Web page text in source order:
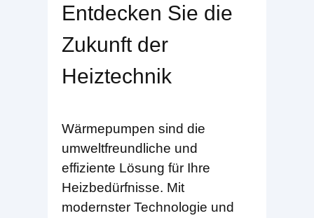
Entdecken Sie die
Zukunft der
Heiztechnik
Wärmepumpen sind die
umweltfreundliche und
effiziente Lösung für Ihre
Heizbedürfnisse. Mit
modernster Technologie und